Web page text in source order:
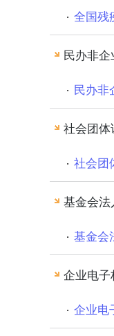
全国残
民办非
民办非
社会团体
社会团
基金会法
基金会
企业电子
企业电